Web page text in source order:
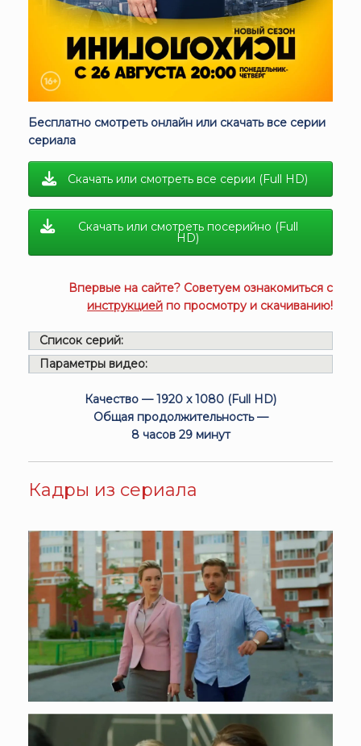
Бесплатно смотреть онлайн или скачать все серии
сериала
Скачать или смотреть все серии (Full HD)
Скачать или смотреть посерийно (Full
HD)
Впервые на сайте? Советуем ознакомиться с
инструкцией по просмотру и скачиванию!
Список серий:
Параметры видео:
Качество — 1920 x 1080 (Full HD)
Общая продолжительность —
8 часов 29 минут
Кадры из сериала